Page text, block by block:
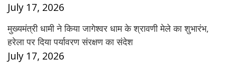
July 17, 2026
मुख्यमंत्री धामी ने किया जागेश्वर धाम के श्रावणी मेले का शुभारंभ,
हरेला पर दिया पर्यावरण संरक्षण का संदेश
July 17, 2026